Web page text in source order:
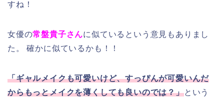
すね！
女優の常盤貴子さんに似ているという意見もありまし
た。 確かに似ているかも！！
「ギャルメイクも可愛いけど、すっぴんが可愛いんだ
からもっとメイクを薄くしても良いのでは？」という